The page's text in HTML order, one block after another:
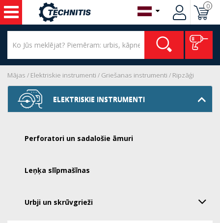
0
Mājas Elektriskie instrumenti Griešanas instrumenti Ripzāģi
ELEKTRISKIE INSTRUMENTI
Perforatori un sadalošie āmuri
Leņķa slīpmašīnas
Urbji un skrūvgrieži